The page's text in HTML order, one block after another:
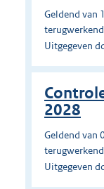
Geldend van
Uitgegeven
2028
Geldend van
Uitgegeven